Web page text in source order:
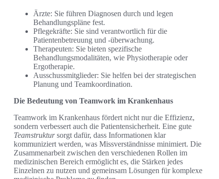
Ärzte: Sie führen Diagnosen durch und legen
Behandlungspläne fest.
Pflegekräfte: Sie sind verantwortlich für die
Patientenbetreuung und -überwachung.
Therapeuten: Sie bieten spezifische
Behandlungsmodalitäten, wie Physiotherapie oder
Ergotherapie.
Ausschussmitglieder: Sie helfen bei der strategischen
Planung und Teamkoordination.
Die Bedeutung von Teamwork im Krankenhaus
Teamwork im Krankenhaus fördert nicht nur die Effizienz,
sondern verbessert auch die Patientensicherheit. Eine gute
Teamstruktursorgt dafür, dass Informationen klar
kommuniziert werden, was Missverständnisse minimiert. Die
Zusammenarbeit zwischen den verschiedenen Rollen im
medizinischen Bereich ermöglicht es, die Stärken jedes
Einzelnen zu nutzen und gemeinsam Lösungen für komplexe